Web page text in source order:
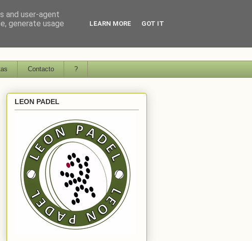
Contacto ?
LEON PADEL
and user-agent
generate usage
LEARN MORE GOT IT